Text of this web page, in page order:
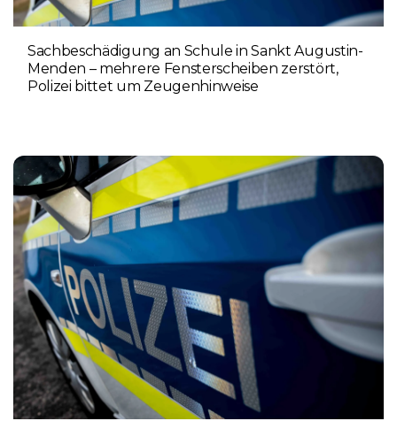
Sachbeschädigung an Schule in Sankt Augustin-
Menden – mehrere Fensterscheiben zerstört,
Polizei bittet um Zeugenhinweise